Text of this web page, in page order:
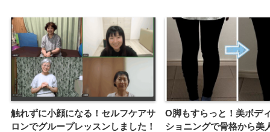
触れずに小顔になる！セルフケアサ
ロンでグループレッスンしました！
O脚もすらっと！美ボデ
ショニングで骨格から美